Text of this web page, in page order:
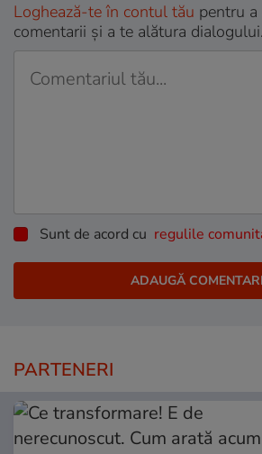
Loghează-te în contul tău pentru a
comentarii și a te alătura dialogului.
Sunt de acord cu regulile
PARTENERI